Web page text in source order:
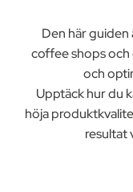
Den här
coffee shops och
och
Upptäck hur du
höja
resultat